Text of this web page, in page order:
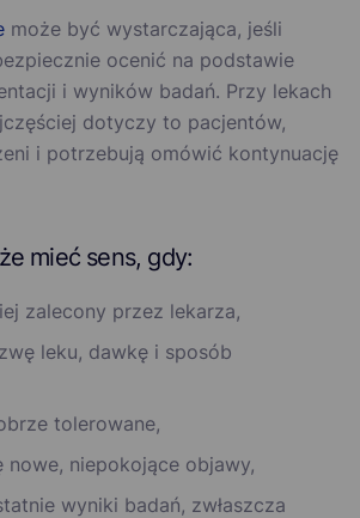
może być wystarczająca, jeśli
ocenić na podstawie
i wyników badań. Przy lekach
dotyczy to pacjentów,
i potrzebują omówić kontynuację
mieć sens, gdy:
zalecony przez lekarza,
leku, dawkę i sposób
tolerowane,
nowe, niepokojące objawy,
wyniki badań, zwłaszcza